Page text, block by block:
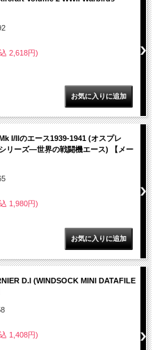
2,618円)
I/IIのエース1939-1941 (オスプレ
リーズ―世界の戦闘機エース) 【メー
1,980円)
D.I (WINDSOCK MINI DATAFILE
1,408円)